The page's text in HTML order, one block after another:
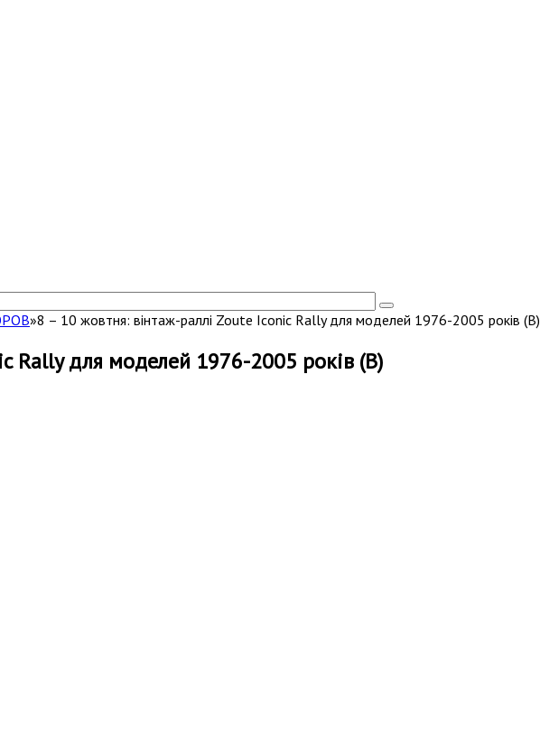
»8 – 10 жовтня: вінтаж-раллі Zoute Iconic Rally для моделей 1976-2005 років (B)
Rally для моделей 1976-2005 років (B)